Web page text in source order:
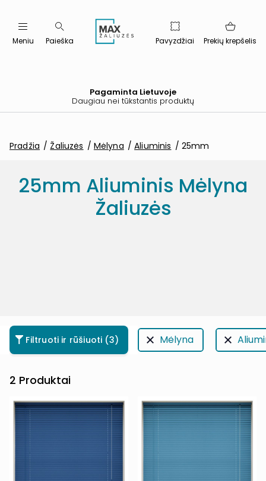
Meniu Paieška Pavyzdžiai Prekių krepšelis
Pagaminta Lietuvoje
Daugiau nei tūkstantis produktų
Pradžia Žaliuzės Mėlyna Aliuminis 25mm
25mm Aliuminis Mėlyna
Žaliuzės
Filtruoti ir rūšiuoti (3) Mėlyna
2 Produktai